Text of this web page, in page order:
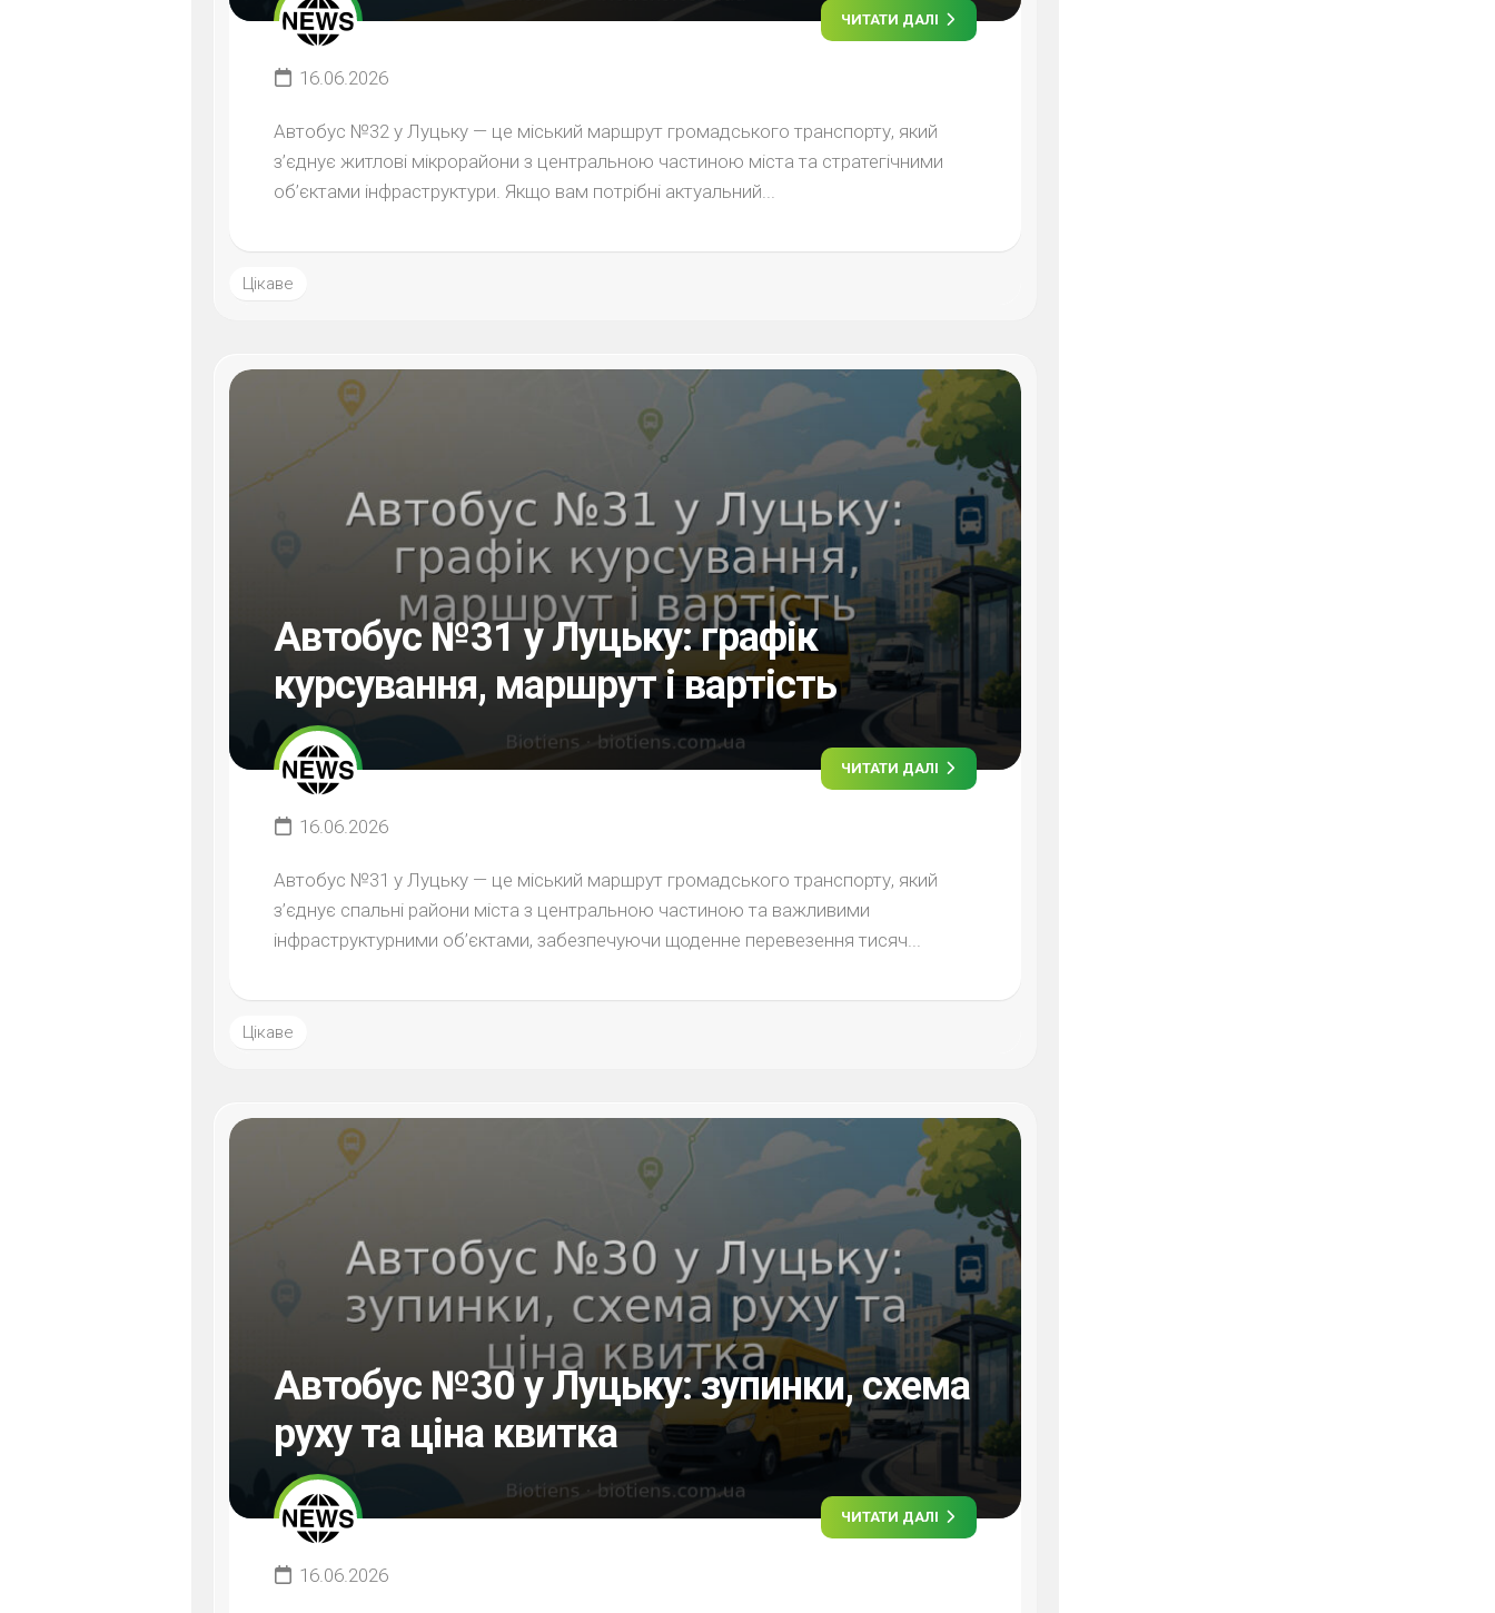
ЧИТАТИ ДАЛІ
16.06.2026
Автобус №32 у Луцьку — це міський маршрут громадського транспорту, який
з’єднує житлові мікрорайони з центральною частиною міста та стратегічними
об’єктами інфраструктури. Якщо вам потрібні актуальний...
Цікаве
Автобус №31 у Луцьку: графік
курсування, маршрут і вартість
ЧИТАТИ ДАЛІ
16.06.2026
Автобус №31 у Луцьку — це міський маршрут громадського транспорту, який
з’єднує спальні райони міста з центральною частиною та важливими
інфраструктурними об’єктами, забезпечуючи щоденне перевезення тисяч...
Цікаве
Автобус №30 у Луцьку: зупинки, схема
руху та ціна квитка
ЧИТАТИ ДАЛІ
16.06.2026